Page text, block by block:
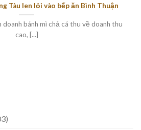
Tàu len lỏi vào bếp ăn Bình Thuận
bánh mì chả cá thu về doanh thu
cao, [...]